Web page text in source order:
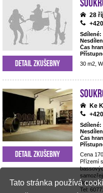
Tato stránka používá
28
Sdílené:
Čas
30 m2,
Detail zkušebny
Ke
Sdílené:
Čas
Cena
Přízemí
dopravu
Tel:
Detail zkušebny